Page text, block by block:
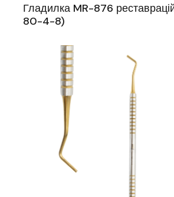
Гладилка MR-876
80-4-8)